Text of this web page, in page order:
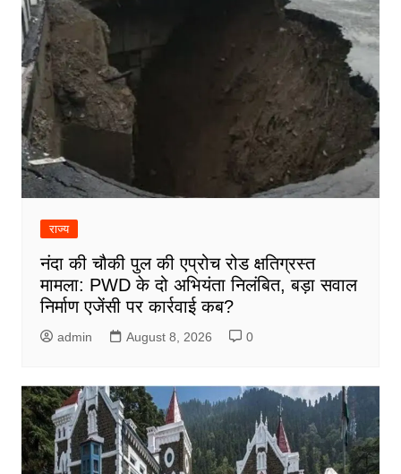
राज्य
नंदा की चौकी पुल की एप्रोच रोड क्षतिग्रस्त
मामला: PWD के दो अभियंता निलंबित, बड़ा सवाल
निर्माण एजेंसी पर कार्रवाई कब?
admin August 8, 2026 0